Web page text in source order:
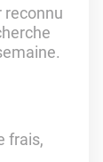
reconnu
frais,